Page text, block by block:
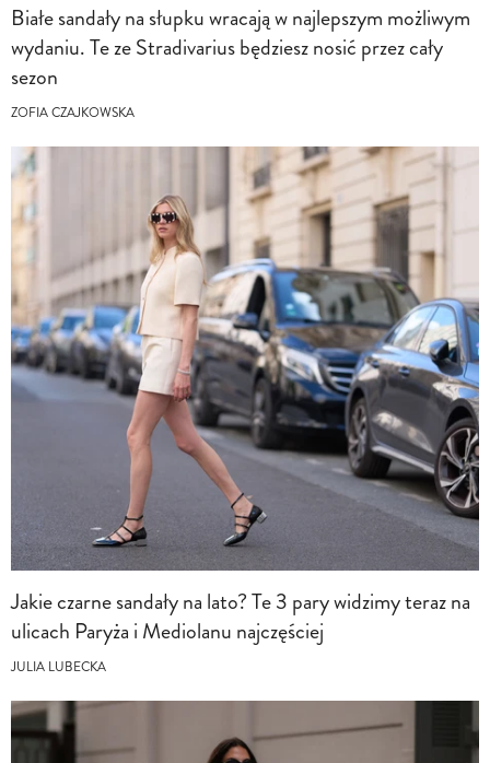
Białe sandały na słupku wracają w najlepszym możliwym
wydaniu. Te ze Stradivarius będziesz nosić przez cały
sezon
ZOFIA CZAJKOWSKA
Jakie czarne sandały na lato? Te 3 pary widzimy teraz na
ulicach Paryża i Mediolanu najczęściej
JULIA LUBECKA